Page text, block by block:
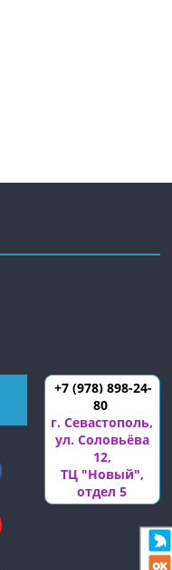
+7 (978) 898-24-
80
г. Севастополь,
ул. Соловьёва
12,
ТЦ "Новый",
отдел 5